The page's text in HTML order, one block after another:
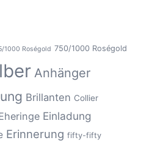
1000 Roségold 750/1000 Roségold
Anhänger
Brillanten Collier
Einladung
Erinnerung fifty-fifty